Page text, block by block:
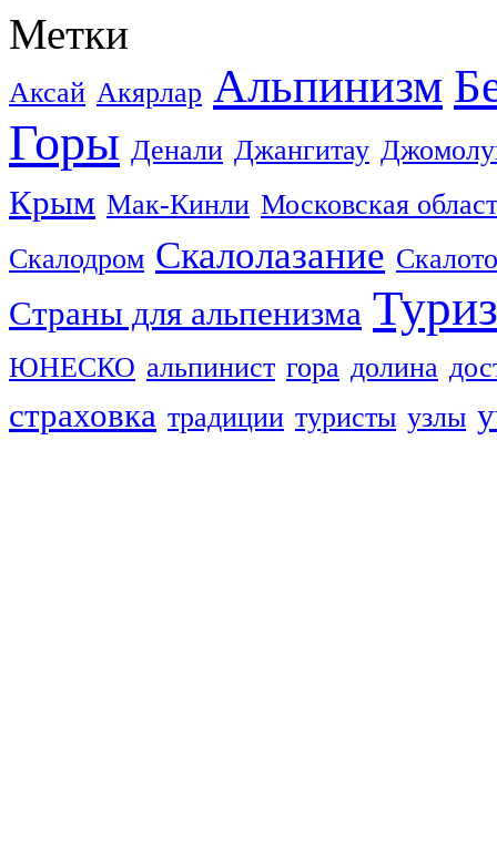
Метки
Аксай Акярлар Альпинизм
Горы Денали Джангитау
Крым Мак-Кинли Московская
Скалодром Скалолазание
Страны для альпенизма
ЮНЕСКО альпинист гора долина
страховка традиции туристы узлы